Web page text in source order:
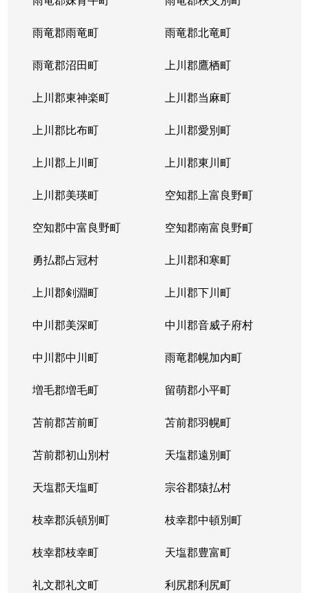
雨竜郡雨竜町 雨竜郡北竜町
雨竜郡沼田町 上川郡鷹栖町
上川郡東神楽町 上川郡当麻町
上川郡比布町 上川郡愛別町
上川郡上川町 上川郡東川町
上川郡美瑛町 空知郡上富良野町
空知郡中富良野町 空知郡南富良野町
勇払郡占冠村 上川郡和寒町
上川郡剣淵町 上川郡下川町
中川郡美深町 中川郡音威子府村
中川郡中川町 雨竜郡幌加内町
増毛郡増毛町 留萌郡小平町
苫前郡苫前町 苫前郡羽幌町
苫前郡初山別村 天塩郡遠別町
天塩郡天塩町 宗谷郡猿払村
枝幸郡浜頓別町 枝幸郡中頓別町
枝幸郡枝幸町 天塩郡豊富町
礼文郡礼文町 利尻郡利尻町